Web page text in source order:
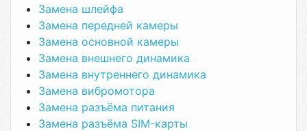
Замена шлейфа
Замена передней камеры
Замена основной камеры
Замена внешнего динамика
Замена внутреннего динамика
Замена вибромотора
Замена разъёма питания
Замена разъёма SIM-карты